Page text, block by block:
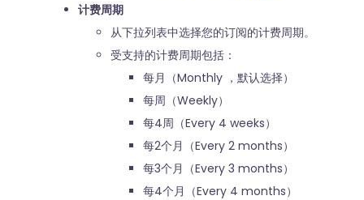
计费周期
从下拉列表中选择您的订阅的计费周期。
受支持的计费周期包括：
每月（Monthly ，默认选择）
每周（Weekly）
每4周（Every 4 weeks）
每2个月（Every 2 months）
每3个月（Every 3 months）
每4个月（Every 4 months）